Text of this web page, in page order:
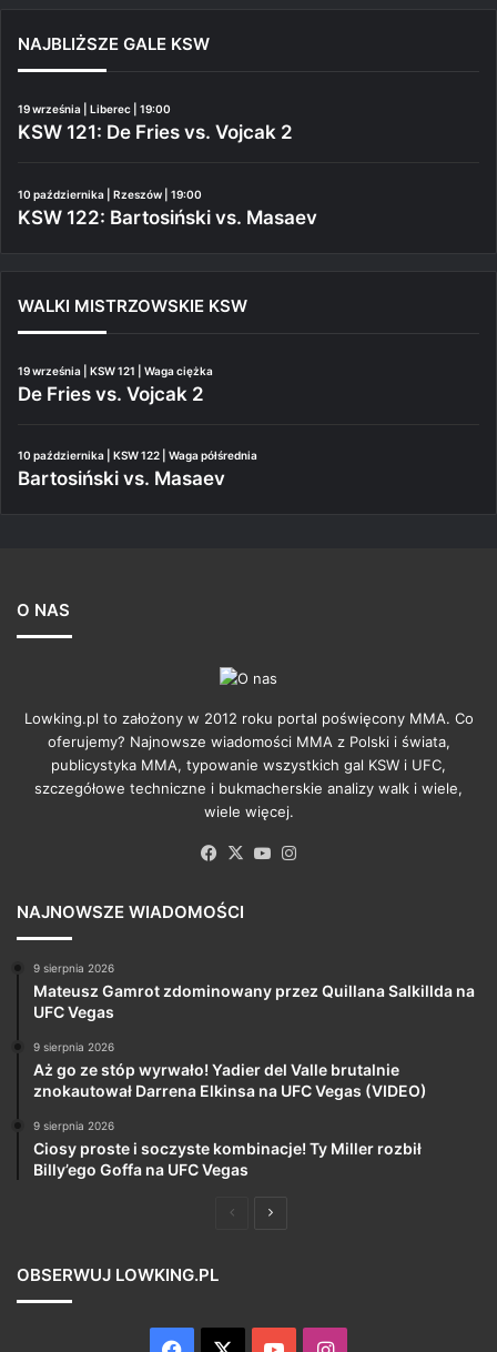
NAJBLIŻSZE GALE KSW
19 września | Liberec | 19:00
KSW 121: De Fries vs. Vojcak 2
10 października | Rzeszów | 19:00
KSW 122: Bartosiński vs. Masaev
WALKI MISTRZOWSKIE KSW
19 września | KSW 121 | Waga ciężka
De Fries vs. Vojcak 2
10 października | KSW 122 | Waga półśrednia
Bartosiński vs. Masaev
O NAS
Lowking.pl to założony w 2012 roku portal poświęcony MMA. Co
oferujemy? Najnowsze wiadomości MMA z Polski i świata,
publicystyka MMA, typowanie wszystkich gal KSW i UFC,
szczegółowe techniczne i bukmacherskie analizy walk i wiele,
wiele więcej.
Facebook
X YouTube
NAJNOWSZE WIADOMOŚCI
9 sierpnia 2026
Mateusz Gamrot zdominowany przez Quillana Salkillda na
UFC Vegas
9 sierpnia 2026
Aż go ze stóp wyrwało! Yadier del Valle brutalnie
znokautował Darrena Elkinsa na UFC Vegas (VIDEO)
9 sierpnia 2026
Ciosy proste i soczyste kombinacje! Ty Miller rozbił
Billy’ego Goffa na UFC Vegas
PoprzedniaNastępna
OBSERWUJ LOWKING.PL